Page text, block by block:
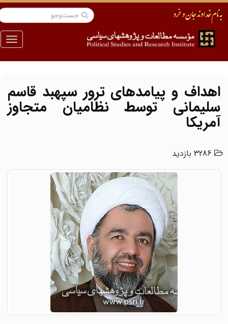
منو
اهداف و پیامدهای ترور سپهبد قاسم
سلیمانی توسط نظامیان متجاوز
آمریکا
3286 بازدید